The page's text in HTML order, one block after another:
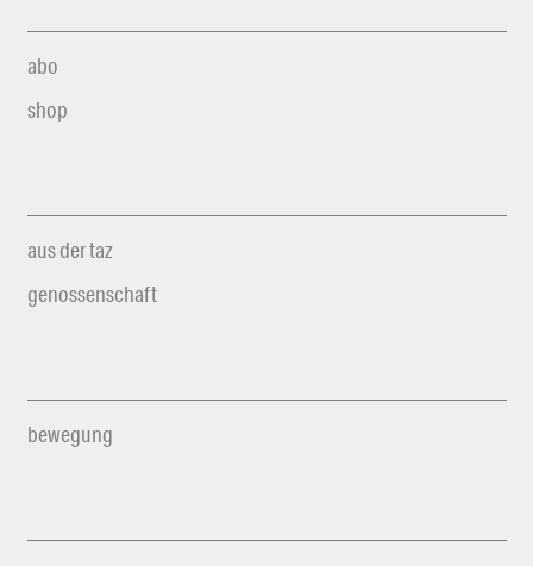
abo
shop
aus der taz
genossenschaft
bewegung